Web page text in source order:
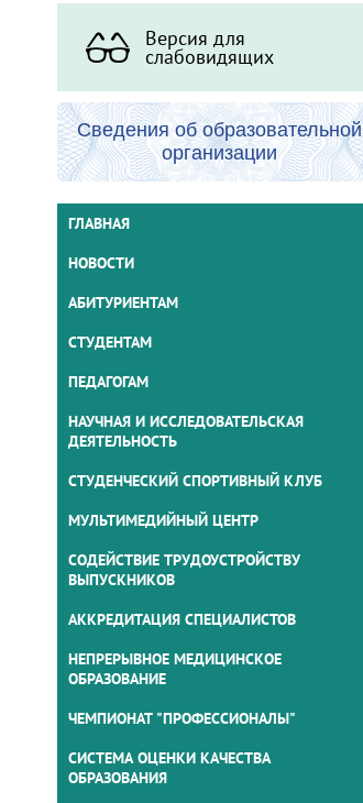
Версия для
слабовидящих
Сведения об образовательной
организации
ГЛАВНАЯ
НОВОСТИ
АБИТУРИЕНТАМ
СТУДЕНТАМ
ПЕДАГОГАМ
НАУЧНАЯ И ИССЛЕДОВАТЕЛЬСКАЯ
ДЕЯТЕЛЬНОСТЬ
СТУДЕНЧЕСКИЙ СПОРТИВНЫЙ КЛУБ
МУЛЬТИМЕДИЙНЫЙ ЦЕНТР
СОДЕЙСТВИЕ ТРУДОУСТРОЙСТВУ
ВЫПУСКНИКОВ
АККРЕДИТАЦИЯ СПЕЦИАЛИСТОВ
НЕПРЕРЫВНОЕ МЕДИЦИНСКОЕ
ОБРАЗОВАНИЕ
ЧЕМПИОНАТ "ПРОФЕССИОНАЛЫ"
СИСТЕМА ОЦЕНКИ КАЧЕСТВА
ОБРАЗОВАНИЯ